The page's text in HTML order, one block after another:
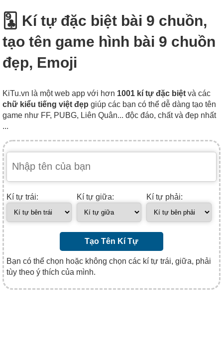
🃙 Kí tự đặc biệt bài 9 chuồn,
tạo tên game hình bài 9 chuồn
đẹp, Emoji
KiTu.vn là một web app với hơn 1001 kí tự đặc biệt và các
chữ kiểu tiếng việt đẹp giúp các bạn có thể dễ dàng tạo tên
game như FF, PUBG, Liên Quân... độc đáo, chất và đẹp nhất
...
Kí tự trái: Kí tự giữa: Kí tự phải:
Tạo Tên Kí Tự
Bạn có thể chọn hoặc không chọn các kí tự trái, giữa, phải
tùy theo ý thích của mình.